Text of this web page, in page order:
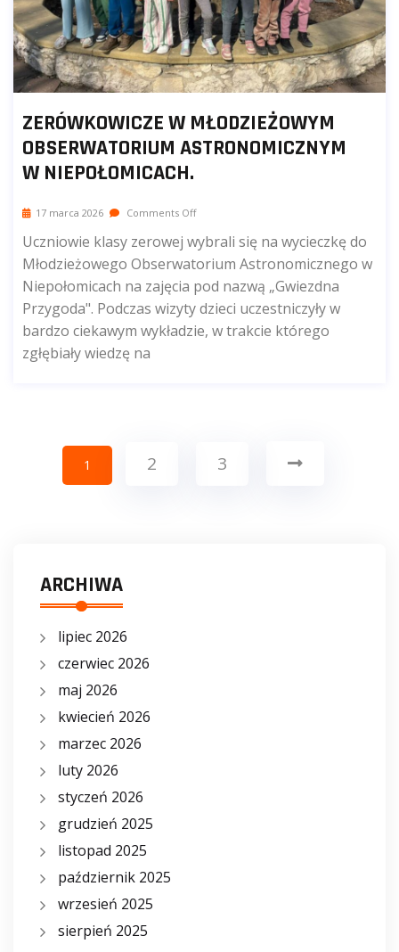
ZERÓWKOWICZE W MŁODZIEŻOWYM
OBSERWATORIUM ASTRONOMICZNYM
W NIEPOŁOMICACH.
17 marca 2026 Comments Off
Uczniowie klasy zerowej wybrali się na wycieczkę do
Młodzieżowego Obserwatorium Astronomicznego w
Niepołomicach na zajęcia pod nazwą „Gwiezdna
Przygoda". Podczas wizyty dzieci uczestniczyły w
bardzo ciekawym wykładzie, w trakcie którego
zgłębiały wiedzę na
1 2 3
ARCHIWA
lipiec 2026
czerwiec 2026
maj 2026
kwiecień 2026
marzec 2026
luty 2026
styczeń 2026
grudzień 2025
listopad 2025
październik 2025
wrzesień 2025
sierpień 2025